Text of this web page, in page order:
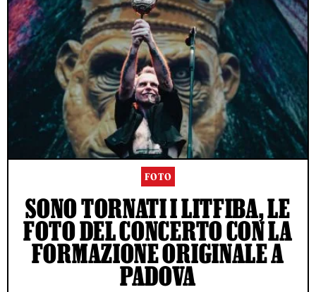
FOTO
SONO TORNATI I LITFIBA, LE
FOTO DEL CONCERTO CON LA
FORMAZIONE ORIGINALE A
PADOVA